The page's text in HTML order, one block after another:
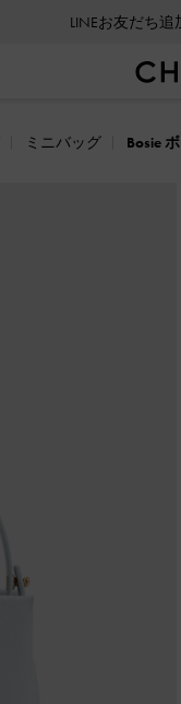
LINEお友だち
ミニバッグ Bosie